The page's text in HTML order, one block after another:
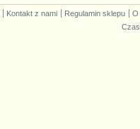
Kontakt z nami Regulamin sklepu
O